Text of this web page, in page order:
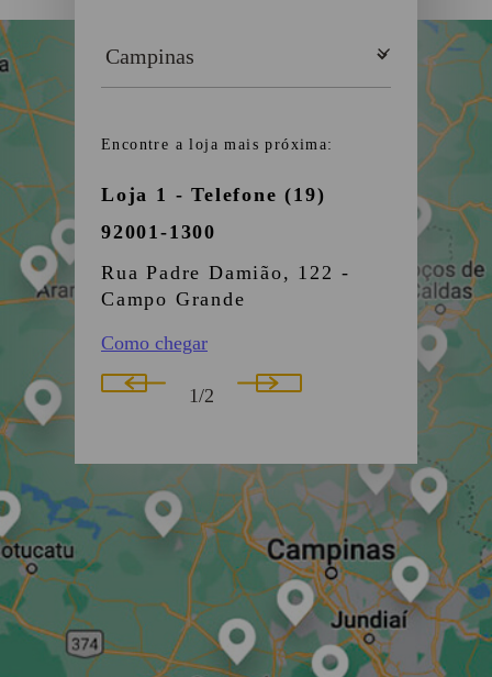
Encontre a loja mais próxima:
Loja 1 - Telefone (19)
92001-1300
Rua Padre Damião, 122 -
Campo Grande
Como chegar
Loja 2 -
98266-
Av.
1409 -
Como
1/2